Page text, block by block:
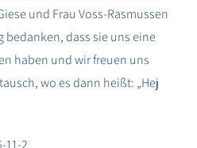
und Frau Voss-Rasmussen
dass sie uns eine
haben und wir freuen uns
wo es dann heißt: „Hej
11-2